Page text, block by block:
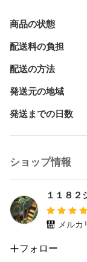
商品の状態
配送料の負担
配送の方法
発送元の地域
発送までの日数
ショップ情報
１１８２
メルカ
フォロー